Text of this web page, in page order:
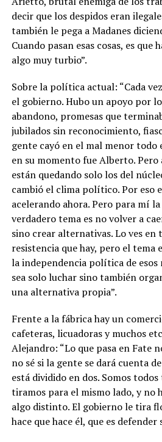
decir que los despidos eran
también le pega a Madanes
Cuando pasan esas cosas, es que
algo muy turbio”.
Sobre la política actual: “Cada
el gobierno. Hubo un apoyo por
abandono, promesas que
jubilados sin reconocimiento,
gente cayó en el mal menor todo
en su momento fue Alberto. Pero
están quedando solo los del
cambió el clima político. Por eso
acelerando ahora. Pero para mí
verdadero tema es no volver a
sino crear alternativas. Lo ves en
resistencia que hay, pero el tema
la independencia política de esos
sea solo luchar sino también
una alternativa propia”.
Frente a la fábrica hay un
cafeteras, licuadoras y muchos
Alejandro: “Lo que pasa en Fate
no sé si la gente se dará cuenta
está dividido en dos. Somos
tiramos para el mismo lado, y no
algo distinto. El gobierno le tira
hace que hace él, que es